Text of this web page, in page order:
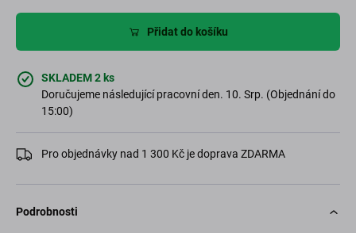
Přidat do košíku
SKLADEM 2 ks
Doručujeme následující pracovní den. 10. Srp. (Objednání do
15:00)
Pro objednávky nad 1 300 Kč je doprava ZDARMA
Podrobnosti